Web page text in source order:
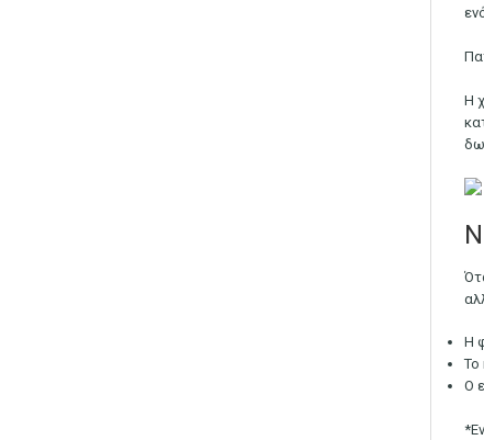
Η
Η
Το
Ο